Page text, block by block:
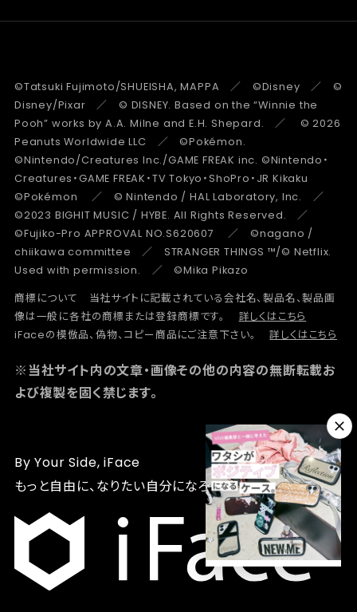
©Tatsuki Fujimoto/SHUEISHA, MAPPA ／ ©Disney ／ ©
Disney/Pixar ／ © DISNEY. Based on the “Winnie the
Pooh” works by A.A. Milne and E.H. Shepard. ／ © 2026
Peanuts Worldwide LLC ／ ©Pokémon.
©Nintendo/Creatures Inc./GAME FREAK inc. ©Nintendo・
Creatures・GAME FREAK・TV Tokyo・ShoPro・JR Kikaku
©Pokémon ／ © Nintendo / HAL Laboratory, Inc. ／
©2023 BIGHIT MUSIC / HYBE. All Rights Reserved. ／
©Fujiko-Pro APPROVAL NO.S620607 ／ ©nagano /
chiikawa committee ／ STRANGER THINGS ™/© Netflix.
Used with permission. ／ ©Mika Pikazo
商標について 当社サイトに記載されている会社名、製品名、製品画
像は一般に各社の商標または登録商標です。
詳しくはこちら
iFaceの模倣品、偽物、コピー商品にご注意下さい。
詳しくはこちら
※当社サイト内の文章・画像その他の内容の無断転載お
よび複製を固く禁じます。
By Your Side, iFace
もっと自由に、なりたい自分になろう